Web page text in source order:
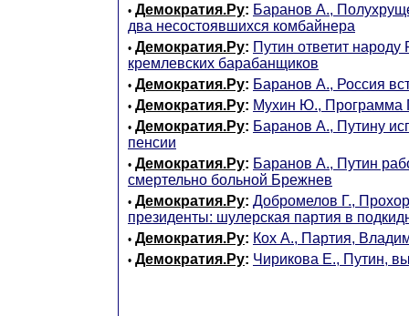
• Демократия.Ру: Баранов А.,
два несостоявшихся комбайнера
• Демократия.Ру: Путин ответит народу
кремлевских барабанщиков
• Демократия.Ру: Баранов А., Россия
• Демократия.Ру: Мухин Ю., Программа
• Демократия.Ру: Баранов А., Путину
пенсии
• Демократия.Ру: Баранов А., Путин
смертельно больной Брежнев
• Демократия.Ру: Добромелов Г.,
президенты: шулерская партия в
• Демократия.Ру: Кох А., Партия,
• Демократия.Ру: Чирикова Е., Путин,